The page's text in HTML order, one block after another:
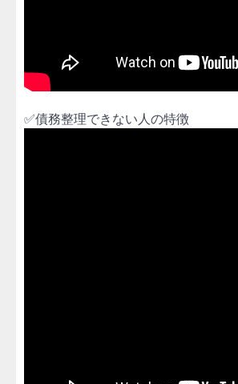
✅債務整理できない人の特徴